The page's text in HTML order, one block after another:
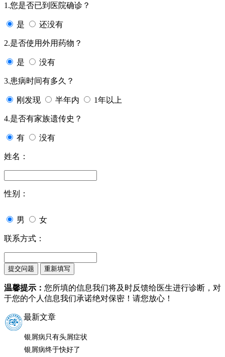
1.您是否已到医院确诊？
是 还没有
2.是否使用外用药物？
是 没有
3.患病时间有多久？
刚发现 半年内 1年以上
4.是否有家族遗传史？
有 没有
姓名：
性别：
男 女
联系方式：
温馨提示： 您所填的信息我们将及时反馈给医生进行诊断，对
于您的个人信息我们承诺绝对保密！请您放心！
最新文章
银屑病只有头屑症状
银屑病终于快好了